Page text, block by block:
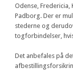
Odense,
Padborg. Der er
stederne og
togforbindelser,
Det anbefales på